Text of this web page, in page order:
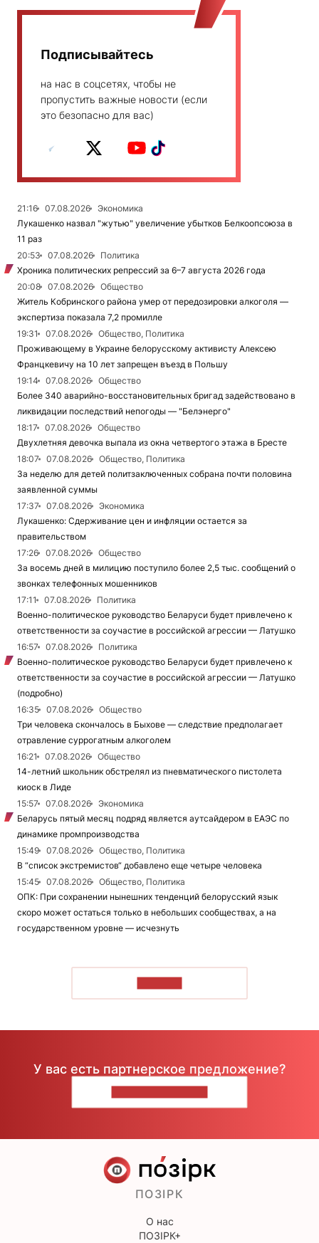
Подписывайтесь
на нас в соцсетях, чтобы не
пропустить важные новости (если
это безопасно для вас)
21:16 07.08.2026
Экономика
Лукашенко назвал "жутью" увеличение убытков Белкоопсоюза в
11 раз
20:53
07.08.2026
Политика
Хроника политических репрессий за 6–7 августа 2026 года
20:08
07.08.2026
Общество
Житель Кобринского района умер от передозировки алкоголя —
экспертиза показала 7,2 промилле
19:31
07.08.2026
Общество, Политика
Проживающему в Украине белорусскому активисту Алексею
Францкевичу на 10 лет запрещен въезд в Польшу
19:14
07.08.2026
Общество
Более 340 аварийно-восстановительных бригад задействовано в
ликвидации последствий непогоды — "Белэнерго"
18:17
07.08.2026
Общество
Двухлетняя девочка выпала из окна четвертого этажа в Бресте
18:07
07.08.2026
Общество, Политика
За неделю для детей политзаключенных собрана почти половина
заявленной суммы
17:37
07.08.2026
Экономика
Лукашенко: Сдерживание цен и инфляции остается за
правительством
17:26
07.08.2026
Общество
За восемь дней в милицию поступило более 2,5 тыс. сообщений о
звонках телефонных мошенников
17:11
07.08.2026
Политика
Военно-политическое руководство Беларуси будет привлечено к
ответственности за соучастие в российской агрессии — Латушко
16:57
07.08.2026
Политика
Военно-политическое руководство Беларуси будет привлечено к
ответственности за соучастие в российской агрессии — Латушко
(подробно)
16:35
07.08.2026
Общество
Три человека скончалось в Быхове — следствие предполагает
отравление суррогатным алкоголем
16:21
07.08.2026
Общество
14-летний школьник обстрелял из пневматического пистолета
киоск в Лиде
15:57
07.08.2026
Экономика
Беларусь пятый месяц подряд является аутсайдером в ЕАЭС по
динамике промпроизводства
15:49
07.08.2026
Общество, Политика
В “список экстремистов“ добавлено еще четыре человека
15:45
07.08.2026
Общество, Политика
ОПК: При сохранении нынешних тенденций белорусский язык
скоро может остаться только в небольших сообществах, а на
государственном уровне — исчезнуть
У вас есть партнерское предложение?
ПОЗІРК
О нас
ПОЗІРК+